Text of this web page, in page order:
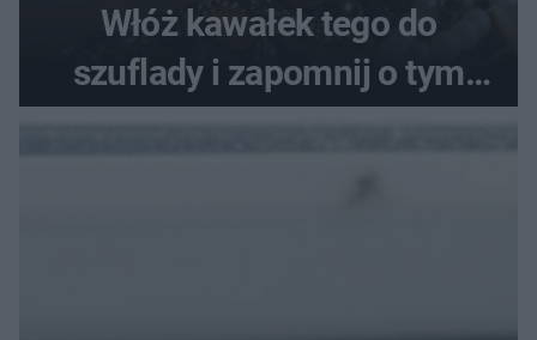
Włóż kawałek tego do
szuflady i zapomnij o tym